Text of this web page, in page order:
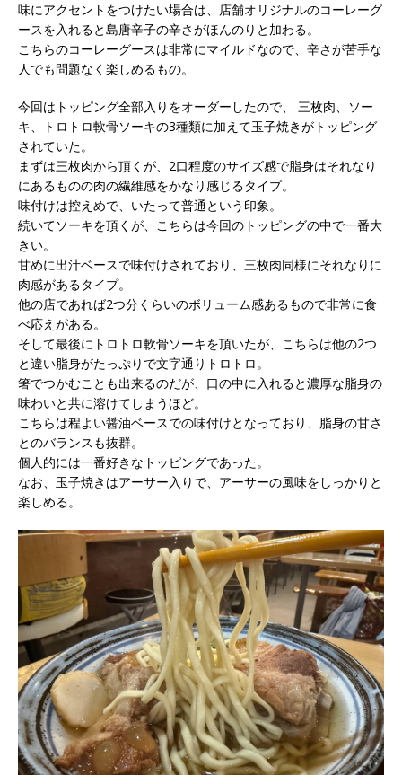
味にアクセントをつけたい場合は、店舗オリジナルのコーレーグ
ースを入れると島唐辛子の辛さがほんのりと加わる。
こちらのコーレーグースは非常にマイルドなので、辛さが苦手な
人でも問題なく楽しめるもの。
今回はトッピング全部入りをオーダーしたので、 三枚肉、ソー
キ、トロトロ軟骨ソーキの3種類に加えて玉子焼きがトッピング
されていた。
まずは三枚肉から頂くが、2口程度のサイズ感で脂身はそれなり
にあるものの肉の繊維感をかなり感じるタイプ。
味付けは控えめで、いたって普通という印象。
続いてソーキを頂くが、こちらは今回のトッピングの中で一番大
きい。
甘めに出汁ベースで味付けされており、三枚肉同様にそれなりに
肉感があるタイプ。
他の店であれば2つ分くらいのボリューム感あるもので非常に食
べ応えがある。
そして最後にトロトロ軟骨ソーキを頂いたが、こちらは他の2つ
と違い脂身がたっぷりで文字通りトロトロ。
箸でつかむことも出来るのだが、口の中に入れると濃厚な脂身の
味わいと共に溶けてしまうほど。
こちらは程よい醤油ベースでの味付けとなっており、脂身の甘さ
とのバランスも抜群。
個人的には一番好きなトッピングであった。
なお、玉子焼きはアーサー入りで、アーサーの風味をしっかりと
楽しめる。